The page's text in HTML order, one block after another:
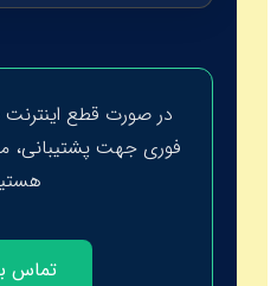
در صورت قطع اینترنت
فوری جهت پشتیبانی،
تماس